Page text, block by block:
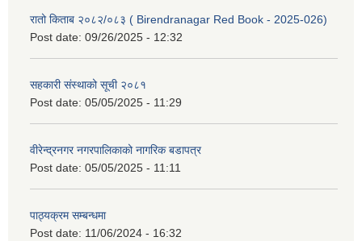
रातो किताब २०८२/०८३ ( Birendranagar Red Book - 2025-026)
Post date: 09/26/2025 - 12:32
सहकारी संस्थाको सूची २०८१
Post date: 05/05/2025 - 11:29
वीरेन्द्रनगर नगरपालिकाको नागरिक बडापत्र
Post date: 05/05/2025 - 11:11
पाठ्यक्रम सम्बन्धमा
Post date: 11/06/2024 - 16:32